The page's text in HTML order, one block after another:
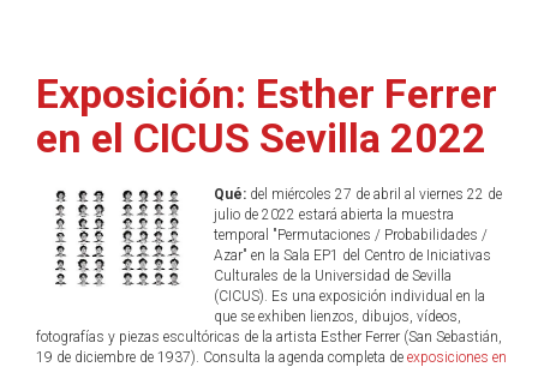
Exposición: Esther Ferrer
en el CICUS Sevilla 2022
Qué:del miércoles 27 de abril al viernes 22 de
julio de 2022 estará abierta la muestra
temporal "Permutaciones / Probabilidades /
Azar" en la Sala EP1 del Centro de Iniciativas
Culturales de la Universidad de Sevilla
(CICUS). Es una exposición individual en la
que se exhiben lienzos, dibujos, vídeos,
fotografías y piezas escultóricas de la artista Esther Ferrer (San Sebastián,
19 de diciembre de 1937). Consulta la agenda completa de exposiciones en